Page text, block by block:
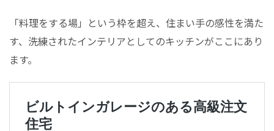
「料理をする場」という枠を超え、住まい手の感性を満た
す、洗練されたインテリアとしてのキッチンがここにあり
ます。